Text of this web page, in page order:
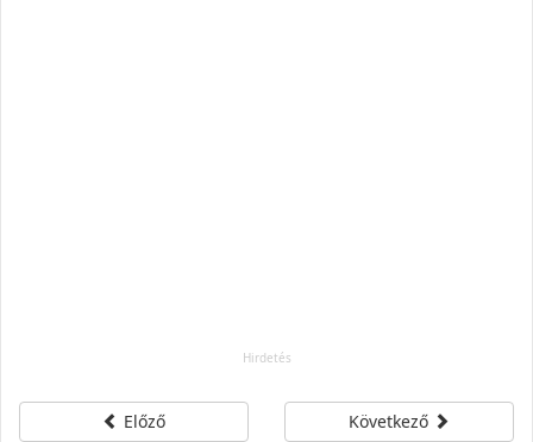
Előző Következő